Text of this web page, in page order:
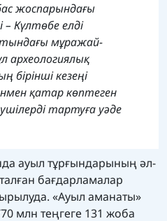
жоспарындағы
– Күлтөбе елді
мұражай-
археологиялық
бірінші кезеңі
қатар көптеген
тартуға уәде
ауыл тұрғындарының әл-
бағдарламалар
«Ауыл аманаты»
млн теңгеге 131 жоба